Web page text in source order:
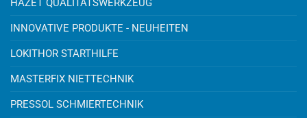
HAZET QUALITÄTSWERKZEUG
INNOVATIVE PRODUKTE - NEUHEITEN
LOKITHOR STARTHILFE
MASTERFIX NIETTECHNIK
PRESSOL SCHMIERTECHNIK